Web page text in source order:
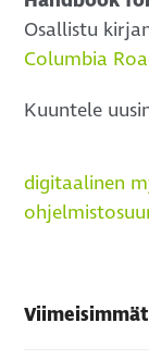
Osallistu
Columbia
Kuuntele
digitaalinen